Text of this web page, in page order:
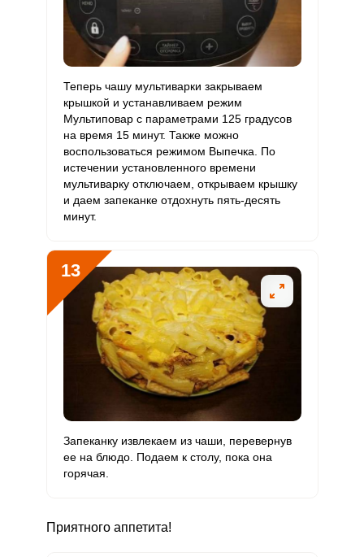
Теперь чашу мультиварки закрываем
крышкой и устанавливаем режим
Мультиповар с параметрами 125 градусов
на время 15 минут. Также можно
воспользоваться режимом Выпечка. По
истечении установленного времени
мультиварку отключаем, открываем крышку
и даем запеканке отдохнуть пять-десять
минут.
13
Запеканку извлекаем из чаши, перевернув
ее на блюдо. Подаем к столу, пока она
горячая.
Приятного аппетита!